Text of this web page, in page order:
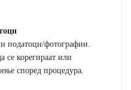
податоци/фотографии.
се корегираат или
според процедура.